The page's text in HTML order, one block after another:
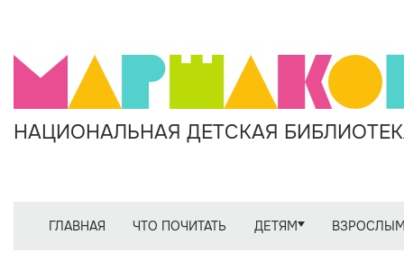
НАЦИОНАЛЬНАЯ ДЕТСКАЯ
ГЛАВНАЯ ЧТО ПОЧИТАТЬ ДЕТЯМ